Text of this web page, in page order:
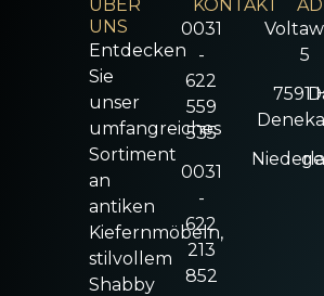
ÜBER
UNS
Entdecken
Sie
unser
umfangreiches
Sortiment
an
antiken
Kiefernmöbeln,
stilvollem
Shabby
KONTAKT
0031
-
622
559
535
0031
-
622
213
852
5
7591